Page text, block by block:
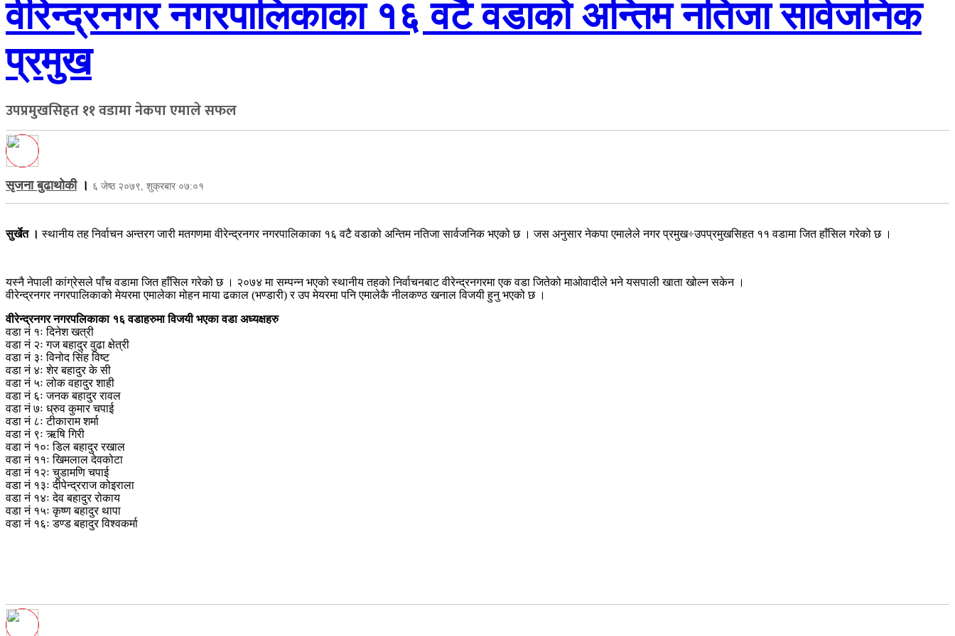
वीरेन्द्रनगर नगरपालिकाका १६ वटै वडाको अन्तिम नतिजा सार्वजनिक
प्रमुख
उपप्रमुखसिहत ११ वडामा नेकपा एमाले सफल
सृजना बुढाथोकी। ६ जेष्ठ २०७९, शुक्रबार ०७:०१
सुर्खेत । स्थानीय तह निर्वाचन अन्तरग जारी मतगणमा वीरेन्द्रनगर नगरपालिकाका १६ वटै वडाको अन्तिम नतिजा सार्वजनिक भएको छ । जस अनुसार नेकपा एमालेले नगर प्रमुख÷उपप्रमुखसिहत ११ वडामा जित हाँसिल गरेको छ ।
यस्नै नेपाली कांग्रेसले पाँच वडामा जित हाँसिल गरेको छ । २०७४ मा सम्पन्न भएको स्थानीय तहको निर्वाचनबाट वीरेन्द्रनगरमा एक वडा जितेको माओवादीले भने यसपाली खाता खोल्न सकेन ।
वीरेन्द्रनगर नगरपालिकाको मेयरमा एमालेका मोहन माया ढकाल (भण्डारी) र उप मेयरमा पनि एमालेकै नीलकण्ठ खनाल विजयी हुनु भएको छ ।
वीरेन्द्रनगर नगरपलिकाका १६ वडाहरुमा विजयी भएका वडा अध्यक्षहरु
वडा नं १ः दिनेश खत्री
वडा नं २ः गज बहादुर वुढा क्षेत्री
वडा नं ३ः विनोद सिंह विष्ट
वडा नं ४ः शेर बहादुर के सी
वडा नं ५ः लोक वहादुर शाही
वडा नं ६ः जनक बहादुर रावल
वडा नं ७ः ध्रुव कुमार चपाई
वडा नं ८ः टीकाराम शर्मा
वडा नं ९ः ऋषि गिरी
वडा नं १०ः डिल बहादुर रखाल
वडा नं ११ः खिमलाल देवकोटा
वडा नं १२ः चुडामणि चपाई
वडा नं १३ः दीपेन्द्रराज कोइराला
वडा नं १४ः देव बहादुर रोकाय
वडा नं १५ः कृष्ण बहादुर थापा
वडा नं १६ः डण्ड बहादुर विश्वकर्मा